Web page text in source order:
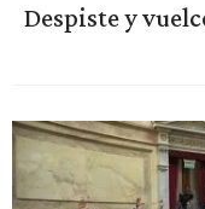
Despiste y